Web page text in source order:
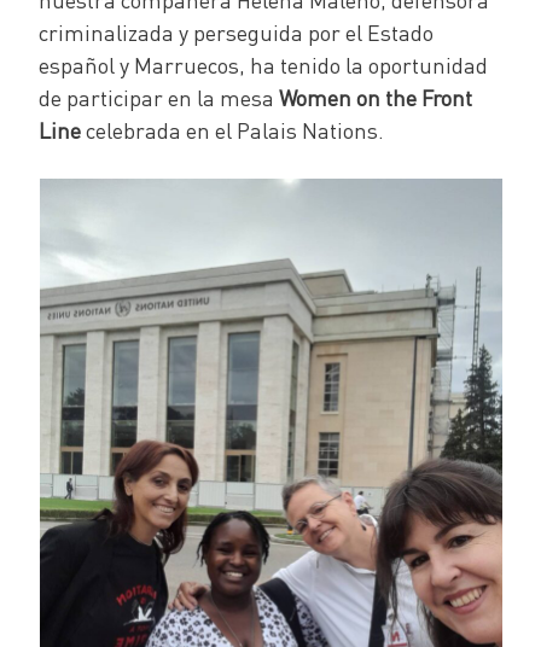
criminalizada y perseguida por el Estado
español y Marruecos, ha tenido la oportunidad
de participar en la mesaWomen on the Front
Linecelebrada en el Palais Nations.